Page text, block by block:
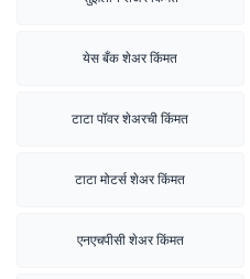
येस बँक शेअर किंमत
टाटा पॉवर शेअरची किंमत
टाटा मोटर्स शेअर किंमत
एनएचपीसी शेअर किंमत